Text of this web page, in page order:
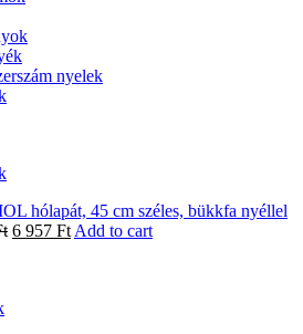
nyelek
hólapát, 45 cm széles, bükkfa nyéllel
6 957 Ft Add to cart